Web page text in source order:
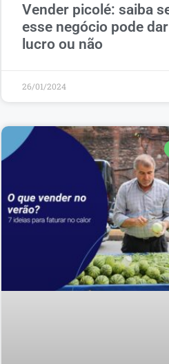
Vender picolé: saiba
esse negócio pode dar
lucro ou não
26/01/2024